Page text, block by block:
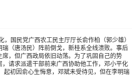
国民党广西农工民主厅厅长俞作柏（郭少雄）
（唐汤民）阵前倒戈，新桂系全线溃败。事后
，但广西政局依旧动荡。为了巩固自己的势
请求派遣干部前来广西协助他工作，邓小平化
因俞心生悔意，邓斌未受待见，但在李明瑞